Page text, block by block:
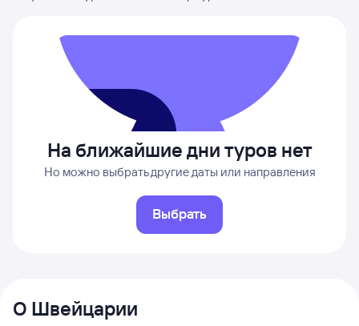
На ближайшие дни туров нет
Но можно выбрать другие даты или направления
Выбрать
О Швейцарии